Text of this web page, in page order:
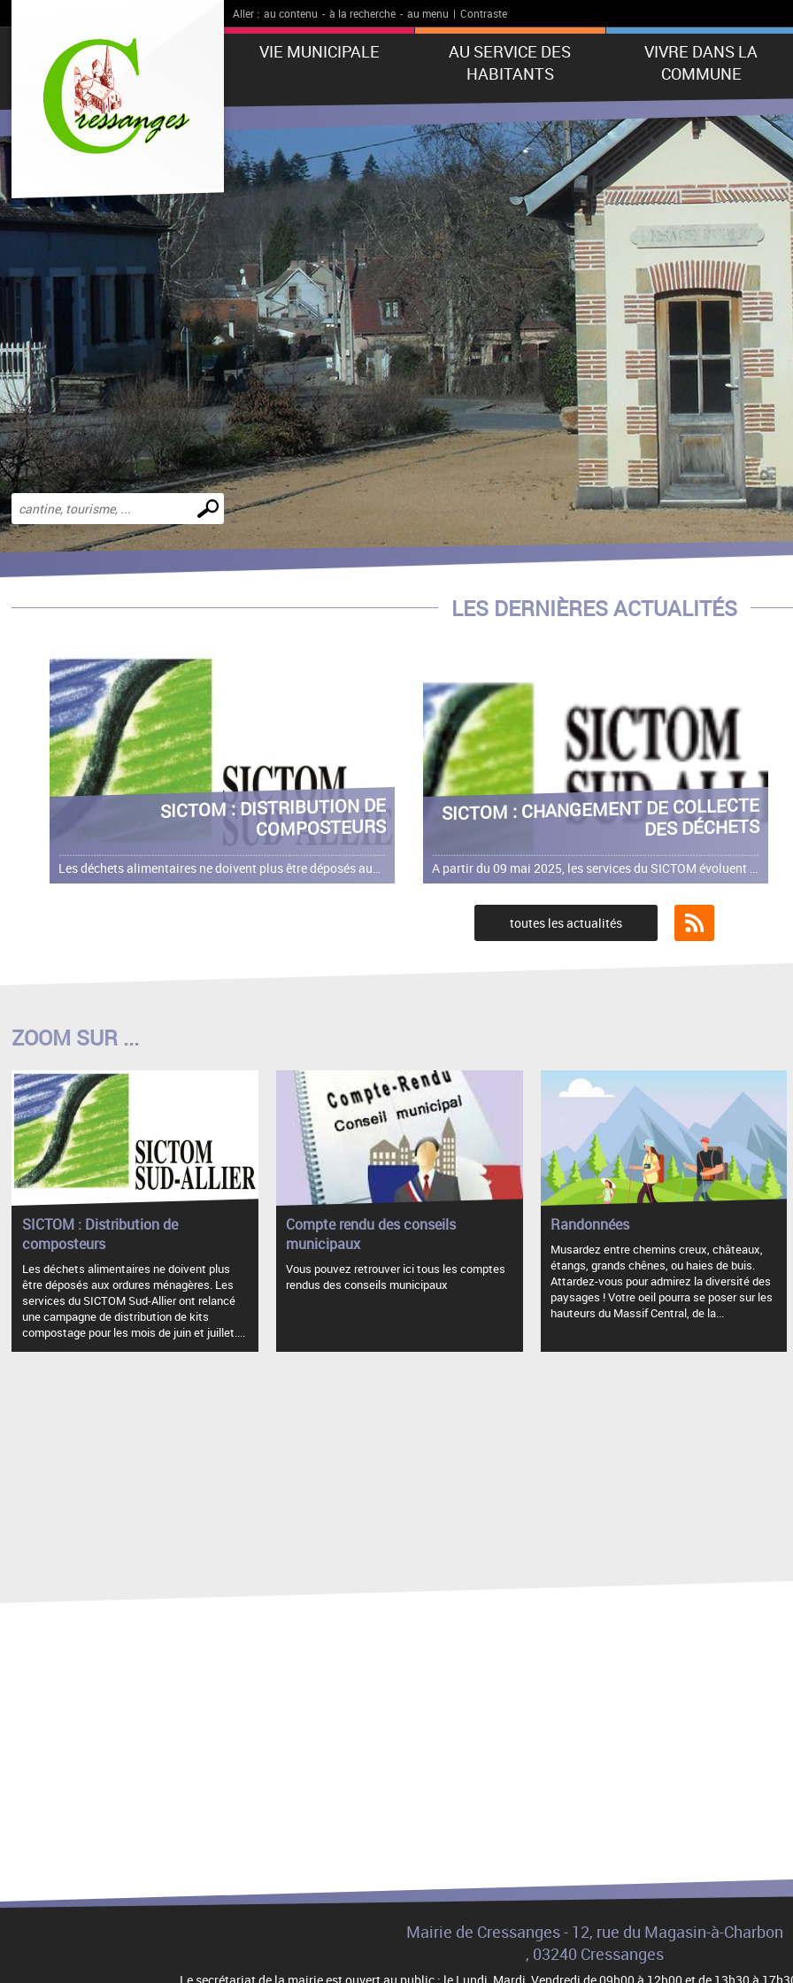
Aller : au contenu - à la recherche - au menu | Contraste
VIE MUNICIPALE
AU SERVICE DES
HABITANTS
VIVRE DANS LA
COMMUNE
Effectuer
une
recherche
LES DERNIÈRES ACTUALITÉS
SICTOM : DISTRIBUTION DE
COMPOSTEURS
SICTOM : CHANGEMENT DE COLLECTE
DES DÉCHETS
toutes les actualités
ZOOM SUR ...
SICTOM : Distribution de
composteurs
Les déchets alimentaires ne doivent plus
être déposés aux ordures ménagères. Les
services du SICTOM Sud-Allier ont relancé
une campagne de distribution de kits
compostage pour les mois de juin et juillet....
Compte rendu des conseils
municipaux
Vous pouvez retrouver ici tous les comptes
rendus des conseils municipaux
Randonnées
Musardez entre chemins creux, châteaux,
étangs, grands chênes, ou haies de buis.
Attardez-vous pour admirez la diversité des
paysages ! Votre oeil pourra se poser sur les
hauteurs du Massif Central, de la...
Mairie de Cressanges - 12, rue du Magasin-à-Charbon
, 03240 Cressanges